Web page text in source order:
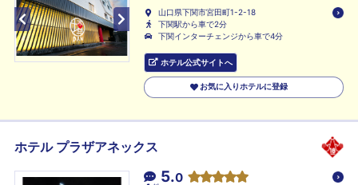
山口県下関市宮田町1-2-18
下関駅から車で2分
下関インターチェンジから車で4分
ホテル公式サイトへ
お気に入りホテルに登録
ホテル プラザアネックス
5.0